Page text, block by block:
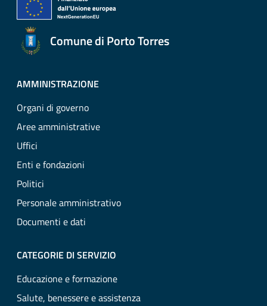
Comune di Porto Torres
AMMINISTRAZIONE
Organi di governo
Aree amministrative
Uffici
Enti e fondazioni
Politici
Personale amministrativo
Documenti e dati
CATEGORIE DI SERVIZIO
Educazione e formazione
Salute, benessere e assistenza